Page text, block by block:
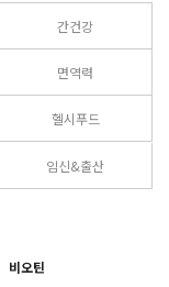
간건강
면역력
헬시푸드
임신&출산
비오틴